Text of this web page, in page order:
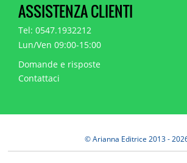
ASSISTENZA CLIENTI
Tel: 0547.1932212
Lun/Ven 09:00-15:00
Domande e risposte
Contattaci
© Arianna Editrice 2013 -